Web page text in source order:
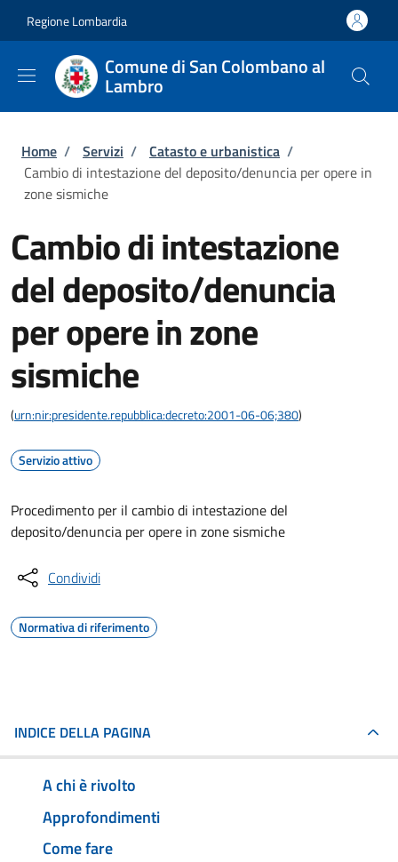
Regione Lombardia
Comune di San Colombano al
Lambro
Briciole di pane
Home / Servizi / Catasto e urbanistica /
Cambio di intestazione del deposito/denuncia per opere in
zone sismiche
Cambio di intestazione
del deposito/denuncia
per opere in zone
sismiche
(urn:nir:presidente.repubblica:decreto:2001-06-06;380)
Servizio attivo
Procedimento per il cambio di intestazione del
deposito/denuncia per opere in zone sismiche
Condividi
Normativa di riferimento
INDICE DELLA PAGINA
A chi è rivolto
Approfondimenti
Come fare